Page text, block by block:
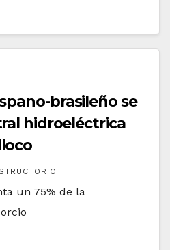
brasileño se
hidroeléctrica
un 75% de la